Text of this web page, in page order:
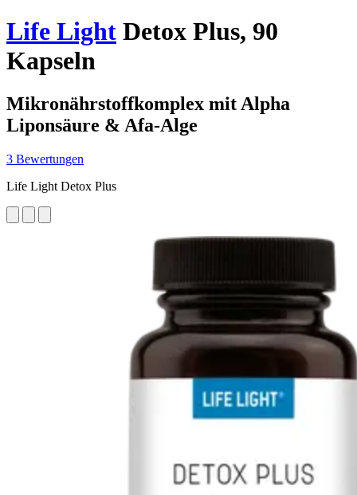
Life Light Detox Plus, 90
Kapseln
Mikronährstoffkomplex mit Alpha
Liponsäure & Afa-Alge
3 Bewertungen
Life Light Detox Plus